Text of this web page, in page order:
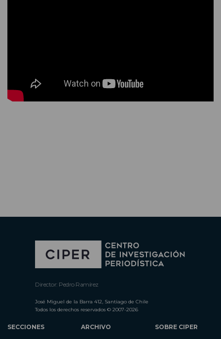
Director: Pedro Ramírez
José Miguel de la Barra 412, Santiago de Chile
Todos los derechos reservados © 2007-2026
SECCIONES
ARCHIVO
SOBRE CIPER